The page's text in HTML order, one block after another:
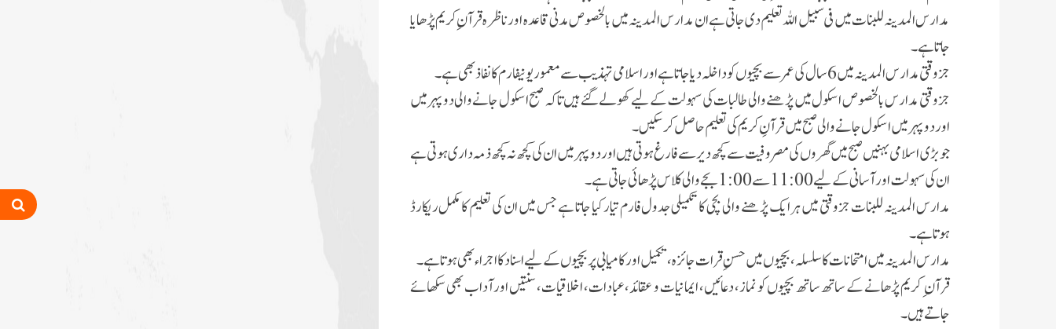
مدارس المدینہ للبنات میں فی سبیل اللہ تعلیم دی جاتی ہے ان مدارس المدینہ میں بالخصوص مدنی قاعدہ اور ناظرہ قرآن ِ کریم پڑھایا
جاتا ہے۔
جز وقتی مدارس المدینہ میں 6سال کی عمرسے بچیوں کو داخلہ دیا جاتا ہے اور اسلامی تہذیب سے معموریونیفارم کا نفاذبھی ہے۔
جزوقتی مدارس بالخصوص اسکول میں پڑھنے والی طالبات کی سہولت کے لیے کھولے گئے ہیں تاکہ صبح اسکول جانے والی دوپہرمیں
اور دوپہر میں اسکول جانے والی صبح میں قرآنِ کریم کی تعلیم حاصل کرسکیں۔
جوبڑی اسلامی بہنیں صبح میں گھروں کی مصروفیت سے کچھ دیرسے فارغ ہوتی ہیں اور دوپہرمیں ان کی کچھ نہ کچھ ذمہ داری ہوتی ہے
ان کی سہولت اور آسانی کے لیے 11:00 سے 1:00 بجے والی کلاس پڑھائی جاتی ہے۔
مدارس المدینہ للبنات جزوقتی میں ہرایک پڑھنے والی بچی کا تکمیلی جدول فارم تیارکیا جاتا ہے جس میں ان کی تعلیم کا مکمل ریکارڈ
ہوتا ہے۔
مدارس المدینہ میں امتحانات کا سلسلہ ، بچیوں میں حسنِ قرات جائزہ، تکمیل اورکامیابی پر بچیوں کے لیے اسناد کا اجراء بھی ہوتا ہے۔
قرآن ِ کریم پڑھانے کے ساتھ ساتھ بچیوں کو نماز، دعائیں، ایمانیات و عقائد، عبادات، اخلاقیات، سنتیں اورآداب بھی سکھائے
جاتے ہیں۔